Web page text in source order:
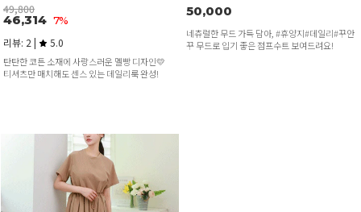
49,800
46,314 7%
리뷰: 2 | 5.0
탄탄한 코튼 소재에 사랑스러운 멜빵 디자인💛
티셔츠만 매치해도 센스 있는 데일리룩 완성!
50,000
네츄럴한 무드 가득 담아, #휴양지#데일리#꾸안
꾸 무드로 입기 좋은 점프수트 보여드려요!